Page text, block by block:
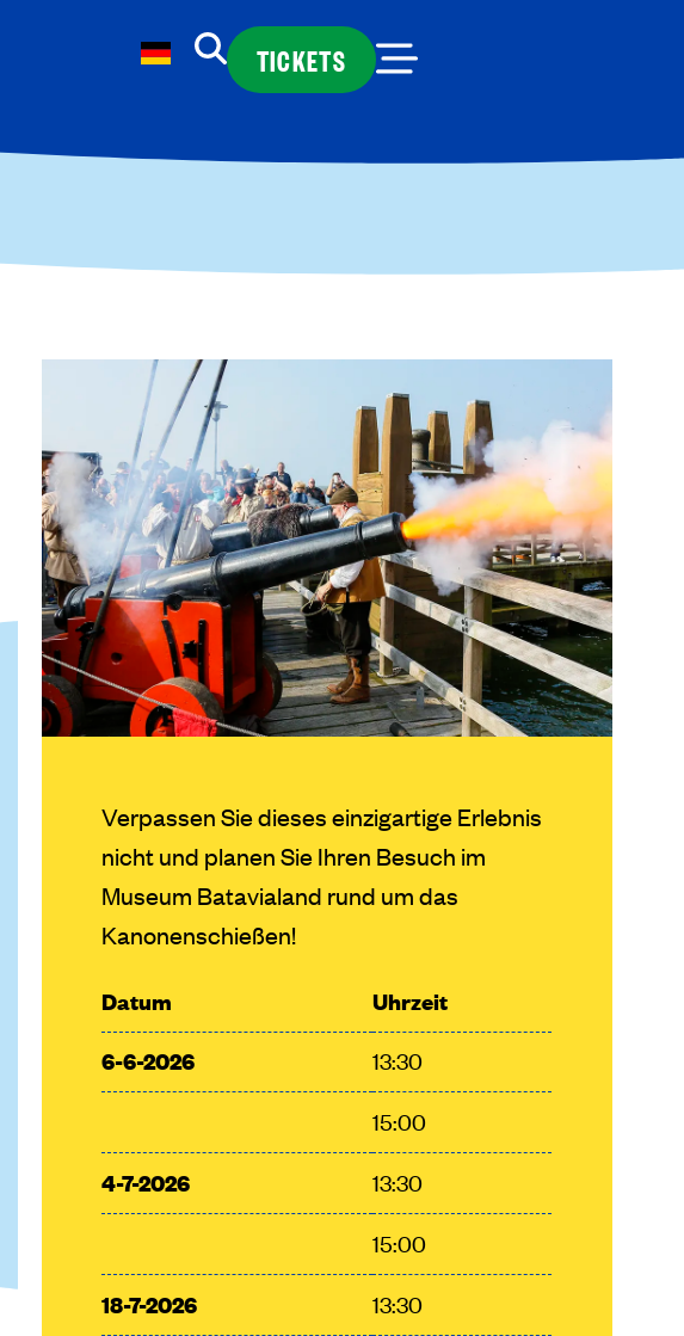
TICKETS
Verpassen Sie dieses einzigartige Erlebnis
nicht und planen Sie Ihren Besuch im
Museum Batavialand rund um das
Kanonenschießen!
Datum
Uhrzeit
6-6-2026
13:30
15:00
4-7-2026 13:30
15:00
18-7-2026 13:30